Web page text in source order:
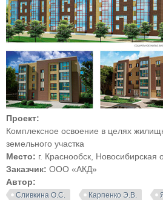
Проект:
Комплексное освоение в целях
земельного участка
Место: г. Краснообск, Новосибирская
Заказчик: ООО «АКД»
Автор:
Сливкина О.С. Карпенко Э.В.